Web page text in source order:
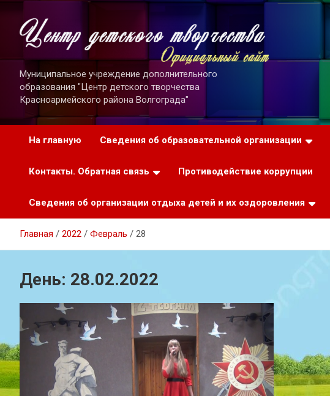
содержимому
Муниципальное учреждение дополнительного
образования "Центр детского творчества
Красноармейского района Волгограда"
На главную Сведения об образовательной организации
Контакты. Обратная связь Противодействие коррупции
Сведения об организации отдыха детей и их оздоровления
Главная 2022 Февраль 28
День: 28.02.2022